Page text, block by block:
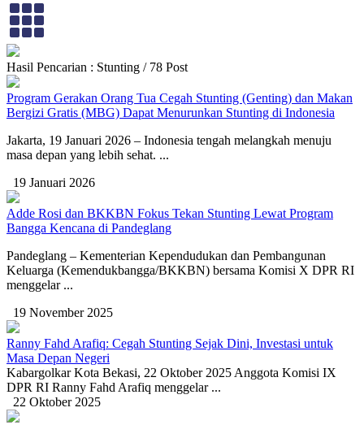
Hasil Pencarian : Stunting / 78 Post
Program Gerakan Orang Tua Cegah Stunting (Genting) dan Makan
Bergizi Gratis (MBG) Dapat Menurunkan Stunting di Indonesia
Jakarta, 19 Januari 2026 – Indonesia tengah melangkah menuju
masa depan yang lebih sehat. ...
19 Januari 2026
Adde Rosi dan BKKBN Fokus Tekan Stunting Lewat Program
Bangga Kencana di Pandeglang
Pandeglang – Kementerian Kependudukan dan Pembangunan
Keluarga (Kemendukbangga/BKKBN) bersama Komisi X DPR RI
menggelar ...
19 November 2025
Ranny Fahd Arafiq: Cegah Stunting Sejak Dini, Investasi untuk
Masa Depan Negeri
Kabargolkar Kota Bekasi, 22 Oktober 2025 Anggota Komisi IX
DPR RI Ranny Fahd Arafiq menggelar ...
22 Oktober 2025